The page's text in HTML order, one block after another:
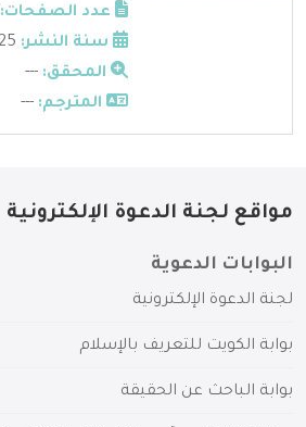
عدد الصفحات:
سنة النشر:
المحقق: ---
المترجم: ---
مواقع لجنة الدعوة الإلكترونية
البوابات الدعوية
لجنة الدعوة الإلكترونية
بوابة الكويت للتعريف بالإسلام
بوابة الباحث عن الحقيقة